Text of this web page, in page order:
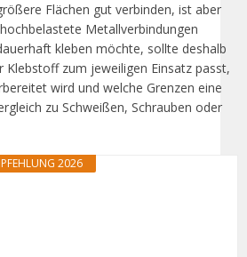
Flächen gut verbinden, ist aber
Metallverbindungen
kleben möchte, sollte deshalb
Klebstoff zum jeweiligen Einsatz passt,
wird und welche Grenzen eine
zu Schweißen, Schrauben oder
2026